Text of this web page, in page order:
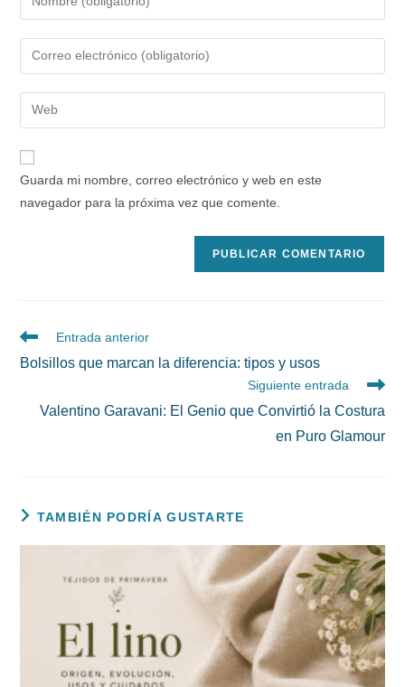
tu
nombre
de
usuario
para
comentar
Introduce
tu
dirección
de
electrónico
para
comentar
Introduce
la
URL
Guarda mi nombre, correo electrónico y web en este
navegador para la próxima vez que comente.
Leer
artículos
Entrada anterior
Bolsillos que marcan la diferencia: tipos y usos
Siguiente entrada
Valentino Garavani: El Genio que Convirtió la Costura
en Puro Glamour
TAMBIÉN PODRÍA GUSTARTE